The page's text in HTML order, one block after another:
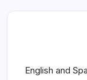
English and